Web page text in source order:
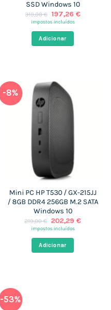
SSD Windows 10
319,00€ O
preço
era:
319,00 €.
197,26 €O
impostos incluídos
Adicionar
-8%
Mini PC HP T530 / GX-215JJ
/ 8GB DDR4 256GB M.2 SATA
Windows 10
219,00€
O
preço
era:
219,00 €.
202,29 €O
impostos incluídos
Adicionar
-53%